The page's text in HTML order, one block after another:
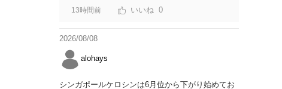
ど、席数を調整するにはリース契約の方が対応しや
すいと思いました。
13時間前 0
2026/08/08
alohays
シンガポールケロシンは6月位から下がり始めてお